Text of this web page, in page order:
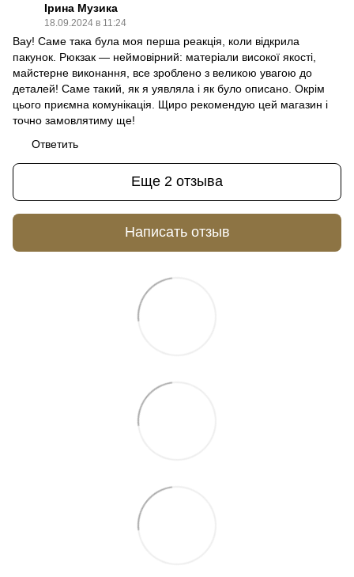
Ірина Музика
18.09.2024 в 11:24
Вау! Саме така була моя перша реакція, коли відкрила
пакунок. Рюкзак — неймовірний: матеріали високої якості,
майстерне виконання, все зроблено з великою увагою до
деталей! Саме такий, як я уявляла і як було описано. Окрім
цього приємна комунікація. Щиро рекомендую цей магазин і
точно замовлятиму ще!
Ответить
Еще 2 отзыва
Написать отзыв